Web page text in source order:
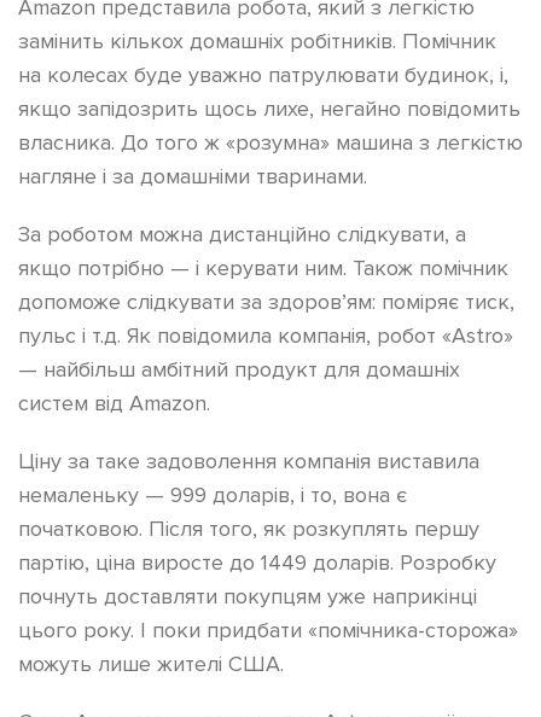
Аmazon представила робота, який з легкістю
замінить кількох домашніх робітників. Помічник
на колесах буде уважно патрулювати будинок, і,
якщо запідозрить щось лихе, негайно повідомить
власника. До того ж «розумна» машина з легкістю
нагляне і за домашніми тваринами.
За роботом можна дистанційно слідкувати, а
якщо потрібно — і керувати ним. Також помічник
допоможе слідкувати за здоров’ям: поміряє тиск,
пульс і т.д. Як повідомила компанія, робот «Astro»
— найбільш амбітний продукт для домашніх
систем від Amazon.
Ціну за таке задоволення компанія виставила
немаленьку — 999 доларів, і то, вона є
початковою. Після того, як розкуплять першу
партію, ціна виросте до 1449 доларів. Розробку
почнуть доставляти покупцям уже наприкінці
цього року. І поки придбати «помічника-сторожа»
можуть лише жителі США.